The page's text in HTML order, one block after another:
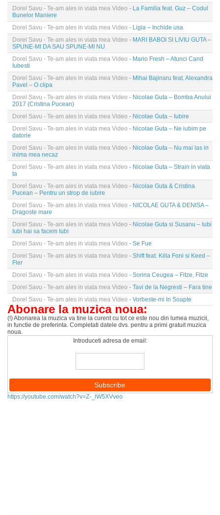
Dorel Savu - Te-am ales in viata mea Video - La Familia feat. Guz – Codul
Bunelor Maniere
Dorel Savu - Te-am ales in viata mea Video - Ligia – Inchide usa
Dorel Savu - Te-am ales in viata mea Video - MARI BABOI SI LIVIU GUTA –
SPUNE-MI DA SAU SPUNE-MI NU
Dorel Savu - Te-am ales in viata mea Video - Mario Fresh – Atunci Cand
Iubesti
Dorel Savu - Te-am ales in viata mea Video - Mihai Bajinaru feat. Alexandra
Pavel – O clipa
Dorel Savu - Te-am ales in viata mea Video - Nicolae Guta – Bomba Anului
2017 (Cristina Pucean)
Dorel Savu - Te-am ales in viata mea Video - Nicolae Guta – Iubire
Dorel Savu - Te-am ales in viata mea Video - Nicolae Guta – Ne iubim pe
datorie
Dorel Savu - Te-am ales in viata mea Video - Nicolae Guta – Nu mai las in
inima mea necaz
Dorel Savu - Te-am ales in viata mea Video - Nicolae Guta – Strain in viata
ta
Dorel Savu - Te-am ales in viata mea Video - Nicolae Guta & Cristina
Pucean – Pentru un strop de iubire
Dorel Savu - Te-am ales in viata mea Video - NICOLAE GUTA & DENISA –
Dragoste mare
Dorel Savu - Te-am ales in viata mea Video - Nicolae Guta si Susanu – Iubi
Iubi hai sa facem Iubi
Dorel Savu - Te-am ales in viata mea Video - Se Fue
Dorel Savu - Te-am ales in viata mea Video - Shift feat. Killa Foni si Keed –
Fler
Dorel Savu - Te-am ales in viata mea Video - Sorina Ceugea – Fitze, Fitze
Dorel Savu - Te-am ales in viata mea Video - Tavi de la Negresti – Fara tine
Dorel Savu - Te-am ales in viata mea Video - Vorbeste-mi In Soapte
Abonare la muzica noua:
(!) Abonarea la muzica va tine la curent cu tot ce este nou din lumea muzicii,
in functie de preferinta. Completati datele dvs. pentru a primi gratuit muzica
noua.
Introduceti adresa de email:
https://youtube.com/watch?v=Z-_lW5XVveo